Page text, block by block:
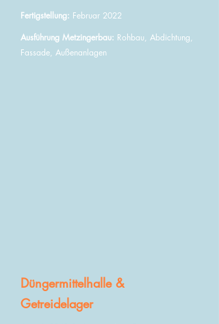
Fertigstellung: Februar 2022
Ausführung Metzingerbau: Rohbau, Abdichtung,
Fassade, Außenanlagen
Düngermittelhalle &
Getreidelager